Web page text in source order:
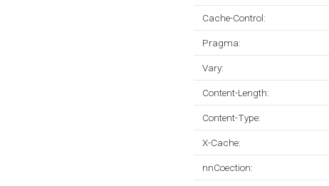
Cache-Control:
Pragma:
Vary:
Content-Length:
Content-Type:
X-Cache:
nnCoection: